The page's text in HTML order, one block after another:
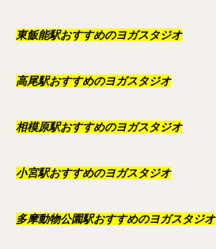
東飯能駅おすすめのヨガスタジオ
高尾駅おすすめのヨガスタジオ
相模原駅おすすめのヨガスタジオ
小宮駅おすすめのヨガスタジオ
多摩動物公園駅おすすめのヨガスタジオ